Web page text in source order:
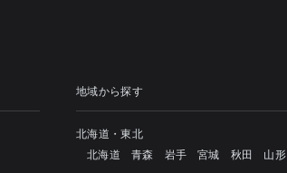
地域から探す
北海道・東北
北海道
青森 岩手 宮城 秋田 山形